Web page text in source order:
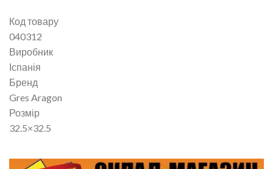
Код товару
040312
Виробник
Іспанія
Бренд
Gres Aragon
Розмір
32.5×32.5